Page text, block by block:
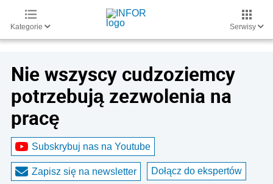
Kategorie Serwisy
Nie wszyscy cudzoziemcy
potrzebują zezwolenia na
pracę
Subskrybuj nas na Youtube
Zapisz się na newsletter Dołącz do ekspertów